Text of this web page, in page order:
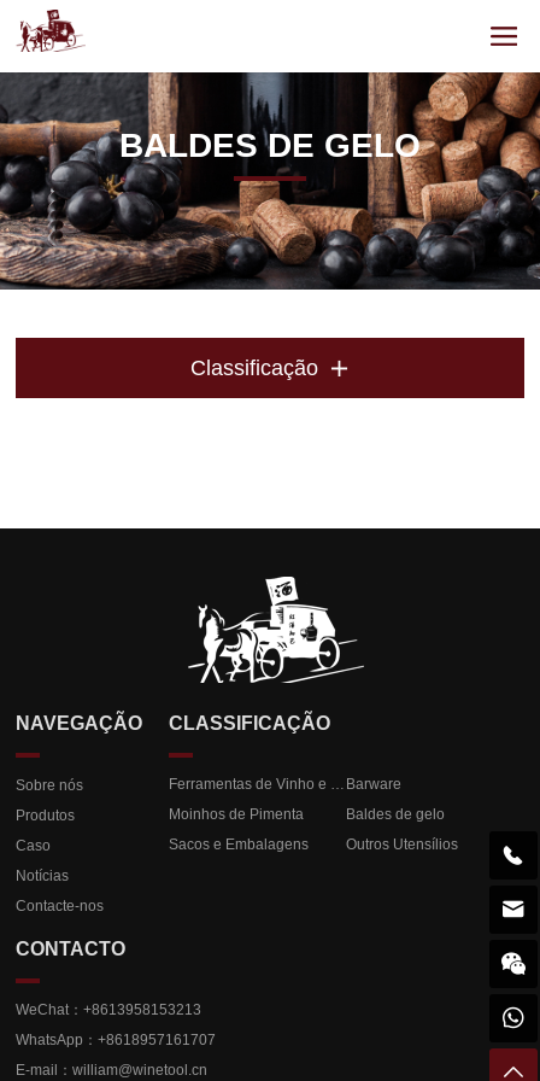
BALDES DE GELO
Classificação 
NAVEGAÇÃO
Sobre nós
Produtos
Caso
Notícias
Contacte-nos
CLASSIFICAÇÃO
Ferramentas de Vinho e Champanhe Barware
Moinhos de Pimenta
Baldes de gelo
Sacos e Embalagens
Outros Utensílios
CONTACTO
WeChat：+8613958153213
WhatsApp：+8618957161707
E-mail：william@winetool.cn




